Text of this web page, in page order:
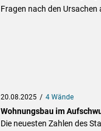
Fragen nach den Ursachen
20.08.2025 4 Wände
Wohnungsbau im
Die neuesten Zahlen des